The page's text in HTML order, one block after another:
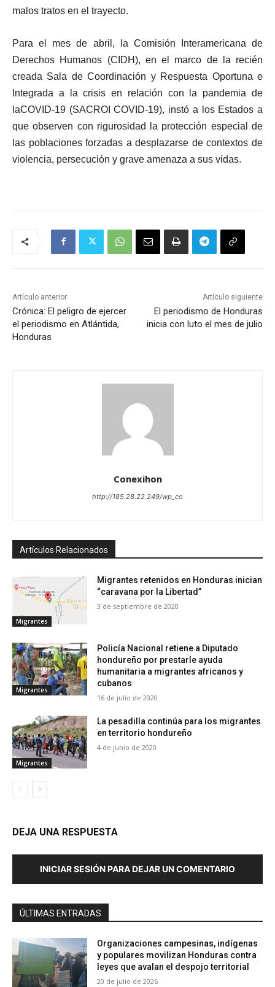
malos tratos en el trayecto.
Para el mes de abril, la Comisión Interamericana de
Derechos Humanos (CIDH), en el marco de la recién
creada Sala de Coordinación y Respuesta Oportuna e
Integrada a la crisis en relación con la pandemia de
laCOVID-19 (SACROI COVID-19), instó a los Estados a
que observen con rigurosidad la protección especial de
las poblaciones forzadas a desplazarse de contextos de
violencia, persecución y grave amenaza a sus vidas.
Artículo anterior
Crónica: El peligro de ejercer
el periodismo en Atlántida,
Honduras
Artículo siguiente
El periodismo de Honduras
inicia con luto el mes de julio
Conexihon
http://185.28.22.249/wp_co
Artículos Relacionados
Migrantes
Migrantes retenidos en Honduras inician
“caravana por la Libertad”
3 de septiembre de 2020
Migrantes
Policía Nacional retiene a Diputado
hondureño por prestarle ayuda
humanitaria a migrantes africanos y
cubanos
16 de julio de 2020
Migrantes
La pesadilla continúa para los migrantes
en territorio hondureño
4 de junio de 2020
DEJA UNA RESPUESTA
INICIAR SESIÓN PARA DEJAR UN COMENTARIO
ÚLTIMAS ENTRADAS
Organizaciones campesinas, indígenas
y populares movilizan Honduras contra
leyes que avalan el despojo territorial
20 de julio de 2026